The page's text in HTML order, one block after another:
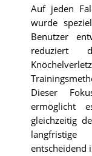
Auf jeden
wurde
Benutzer
reduziert
Dieser
ermöglicht
gleichzeitig
entscheidend